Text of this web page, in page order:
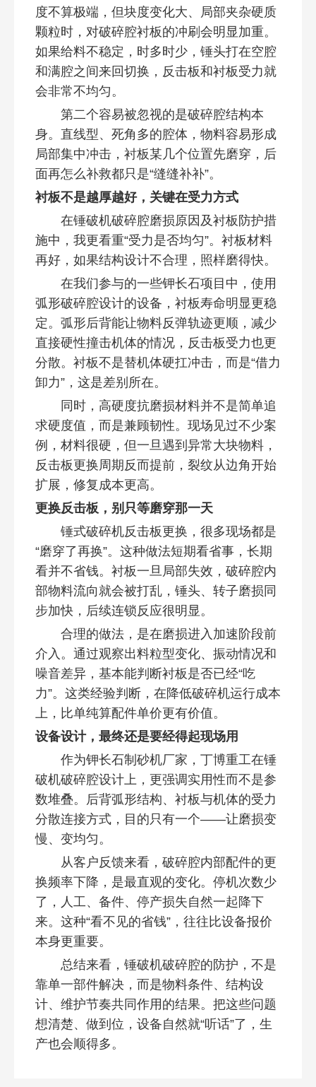
度不算极端，但块度变化大、局部夹杂硬质
颗粒时，对破碎腔衬板的冲刷会明显加重。
如果给料不稳定，时多时少，锤头打在空腔
和满腔之间来回切换，反击板和衬板受力就
会非常不均匀。
第二个容易被忽视的是破碎腔结构本
身。直线型、死角多的腔体，物料容易形成
局部集中冲击，衬板某几个位置先磨穿，后
面再怎么补救都只是“缝缝补补”。
衬板不是越厚越好，关键在受力方式
在锤破机破碎腔磨损原因及衬板防护措
施中，我更看重“受力是否均匀”。衬板材料
再好，如果结构设计不合理，照样磨得快。
在我们参与的一些钾长石项目中，使用
弧形破碎腔设计的设备，衬板寿命明显更稳
定。弧形后背能让物料反弹轨迹更顺，减少
直接硬性撞击机体的情况，反击板受力也更
分散。衬板不是替机体硬扛冲击，而是“借力
卸力”，这是差别所在。
同时，高硬度抗磨损材料并不是简单追
求硬度值，而是兼顾韧性。现场见过不少案
例，材料很硬，但一旦遇到异常大块物料，
反击板更换周期反而提前，裂纹从边角开始
扩展，修复成本更高。
更换反击板，别只等磨穿那一天
锤式破碎机反击板更换，很多现场都是
“磨穿了再换”。这种做法短期看省事，长期
看并不省钱。衬板一旦局部失效，破碎腔内
部物料流向就会被打乱，锤头、转子磨损同
步加快，后续连锁反应很明显。
合理的做法，是在磨损进入加速阶段前
介入。通过观察出料粒型变化、振动情况和
噪音差异，基本能判断衬板是否已经“吃
力”。这类经验判断，在降低破碎机运行成本
上，比单纯算配件单价更有价值。
设备设计，最终还是要经得起现场用
作为钾长石制砂机厂家，丁博重工在锤
破机破碎腔设计上，更强调实用性而不是参
数堆叠。后背弧形结构、衬板与机体的受力
分散连接方式，目的只有一个——让磨损变
慢、变均匀。
从客户反馈来看，破碎腔内部配件的更
换频率下降，是最直观的变化。停机次数少
了，人工、备件、停产损失自然一起降下
来。这种“看不见的省钱”，往往比设备报价
本身更重要。
总结来看，锤破机破碎腔的防护，不是
靠单一部件解决，而是物料条件、结构设
计、维护节奏共同作用的结果。把这些问题
想清楚、做到位，设备自然就“听话”了，生
产也会顺得多。